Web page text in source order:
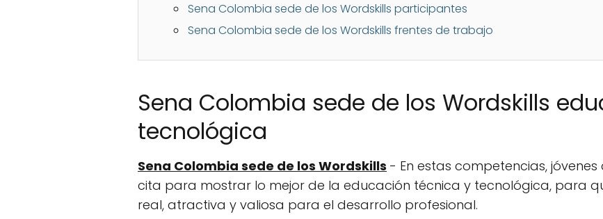
Sena Colombia sede de los Wordskills participantes
Sena Colombia sede de los Wordskills frentes de trabajo
Sena Colombia sede de los Wordskills
tecnológica
Sena Colombia sede de los Wordskills - En estas competencias,
cita para mostrar lo mejor de la educación técnica y tecnológica, para
real, atractiva y valiosa para el desarrollo profesional.